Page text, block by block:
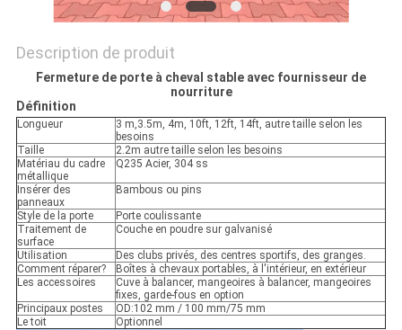
PROTECTION
DE
VIE
PRIVÉE
Description de produit
Fermeture de porte à cheval stable avec fournisseur de
nourriture
Définition
Longueur
3 m,3.5m, 4m, 10ft, 12ft, 14ft, autre taille selon les
besoins
Taille
2.2m autre taille selon les besoins
Matériau du cadre
métallique
Q235 Acier, 304 ss
Insérer des
panneaux
Bambous ou pins
Style de la porte
Porte coulissante
Traitement de
surface
Couche en poudre sur galvanisé
Utilisation
Des clubs privés, des centres sportifs, des granges.
Comment réparer?
Boîtes à chevaux portables, à l'intérieur, en extérieur
Les accessoires
Cuve à balancer, mangeoires à balancer, mangeoires
fixes, garde-fous en option
Principaux postes
OD:102 mm / 100 mm/75 mm
Le toit
Optionnel